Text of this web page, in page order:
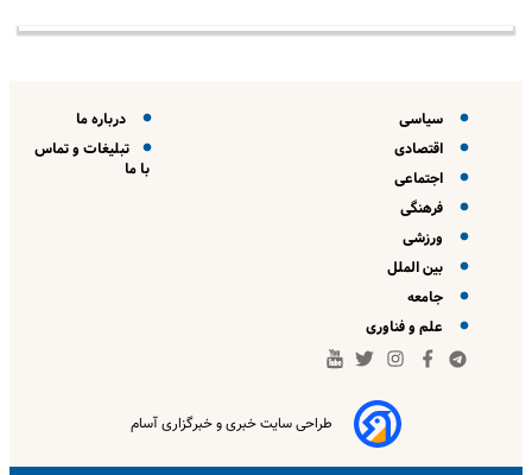
سیاسی
اقتصادی
اجتماعی
فرهنگی
ورزشی
بین الملل
جامعه
علم و فناوری
درباره ما
تبلیغات و تماس
با ما
طراحی سایت خبری و خبرگزاری آسام